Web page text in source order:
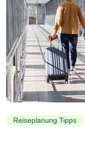
Reiseplanung Tipps